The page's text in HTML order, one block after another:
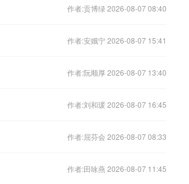
作者:贡博绿 2026-08-07 08:40
作者:安娥宁 2026-08-07 15:41
作者:阮顺厚 2026-08-07 13:40
作者:刘和瑗 2026-08-07 16:45
作者:屈芬会 2026-08-07 08:33
作者:田咏燕 2026-08-07 11:45